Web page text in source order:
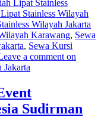
Lipat Stainless
Stainless Wilayah
Wilayah Jakarta
Karawang, Sewa
, Sewa Kursi
a commenton
Jakarta
Sudirman